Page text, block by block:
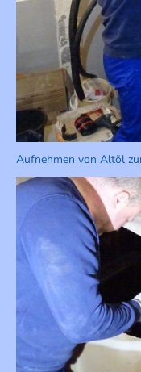
Aufnehmen von Altöl